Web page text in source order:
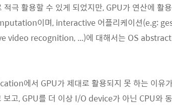
극 활용할 수 있게 되었지만, GPU가 연산에 활
이며, interactive 어플리케이션(e.g:
recognition, ...)에 대해서는 OS
에서 GPU가 제대로 활용되지 못 하는 이유
고, GPU를 더 이상 I/O device가 아닌 CPU와